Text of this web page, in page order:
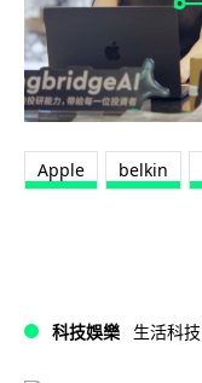
Apple belkin
科技娛樂 生活科技